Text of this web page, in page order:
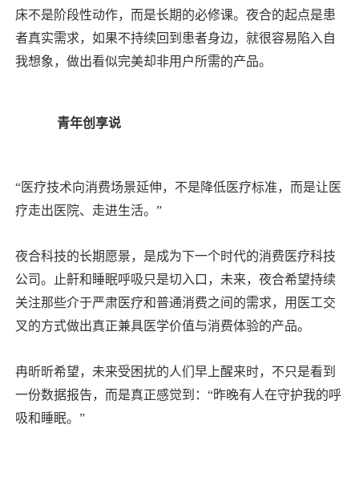
床不是阶段性动作，而是长期的必修课。夜合的起点是患
者真实需求，如果不持续回到患者身边，就很容易陷入自
我想象，做出看似完美却非用户所需的产品。
青年创享说
“医疗技术向消费场景延伸，不是降低医疗标准，而是让医
疗走出医院、走进生活。”
夜合科技的长期愿景，是成为下一个时代的消费医疗科技
公司。止鼾和睡眠呼吸只是切入口，未来，夜合希望持续
关注那些介于严肃医疗和普通消费之间的需求，用医工交
叉的方式做出真正兼具医学价值与消费体验的产品。
冉昕昕希望，未来受困扰的人们早上醒来时，不只是看到
一份数据报告，而是真正感觉到：“昨晚有人在守护我的呼
吸和睡眠。”